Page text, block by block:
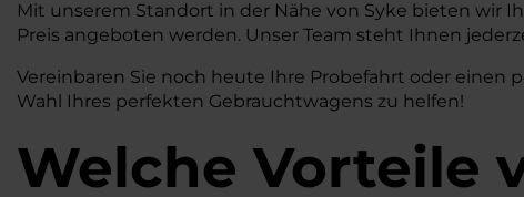
Mit unserem Standort in der Nähe von Syke bieten wir
Preis angeboten werden. Unser Team steht Ihnen
Vereinbaren Sie noch heute Ihre Probefahrt oder einen
Wahl Ihres perfekten Gebrauchtwagens zu helfen!
Welche Vorteile